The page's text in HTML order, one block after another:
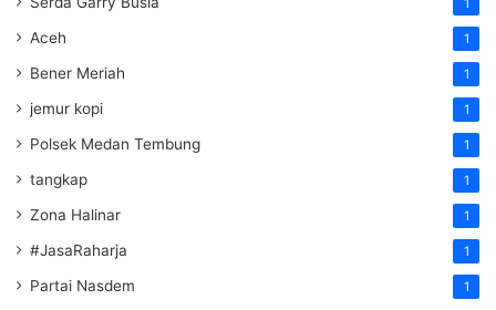
Aceh 1
Bener Meriah 1
jemur kopi 1
Polsek Medan Tembung 1
tangkap 1
Zona Halinar 1
#JasaRaharja 1
Partai Nasdem 1